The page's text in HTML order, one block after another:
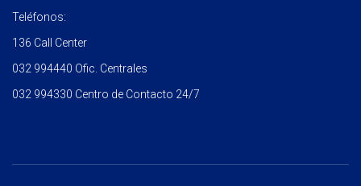
Teléfonos:
136 Call Center
032 994440 Ofic. Centrales
032 994330 Centro de Contacto 24/7